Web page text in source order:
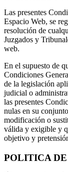
Las presentes
Espacio Web, se
resolución de
Juzgados y
web.
En el supuesto de
Condiciones
de la legislación
judicial o
las presentes
nulas en su
modificación o
válida y exigible y
objetivo y
POLITICA